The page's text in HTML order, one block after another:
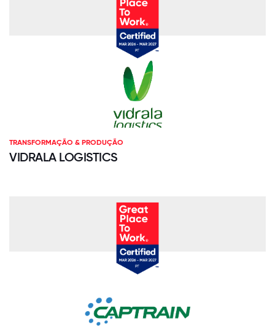
TRANSFORMAÇÃO & PRODUÇÃO
VIDRALA LOGISTICS